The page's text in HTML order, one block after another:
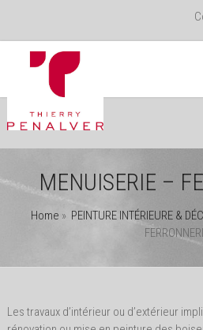
MENUISERIE –
Home » PEINTURE INTÉRIEURE &
Les travaux d’intérieur ou d’extérieur